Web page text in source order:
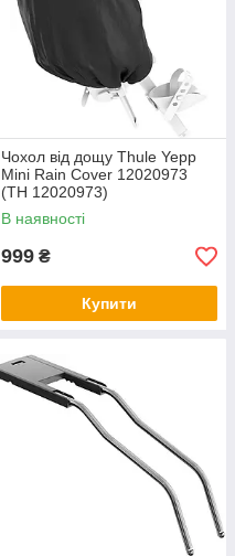
Чохол від дощу Thule Yepp
Mini Rain Cover 12020973
(TH 12020973)
В наявності
999 ₴
Купити